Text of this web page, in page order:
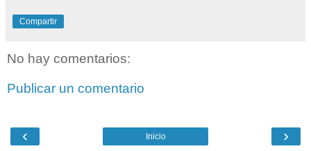
Compartir
No hay comentarios:
Publicar un comentario
‹ ›
Inicio